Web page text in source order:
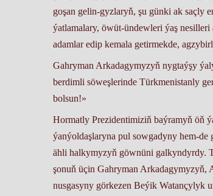
goşan gelin-gyzlaryň, şu günki ak saçly
ýatlamalary, öwüt-ündewleri ýaş
adamlar edip kemala getirmekde,
Gahryman Arkadagymyzyň nygtaýşy
berdimli söweşlerinde Türkmenistanly
bolsun!»
Hormatly Prezidentimiziň baýramyň öň
ýanýoldaşlaryna pul sowgadyny hem-de
ähli halkymyzyň göwnüni galkyndyrdy.
şonuň üçin Gahryman Arkadagymyzyň,
nusgasyny görkezen Beýik Watançylyk